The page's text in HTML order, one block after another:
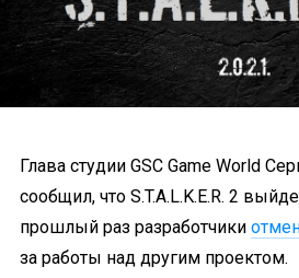
Глава студии GSC Game World
сообщил, что S.T.A.L.K.E.R. 2
прошлый раз разработчики
за работы над другим проектом.